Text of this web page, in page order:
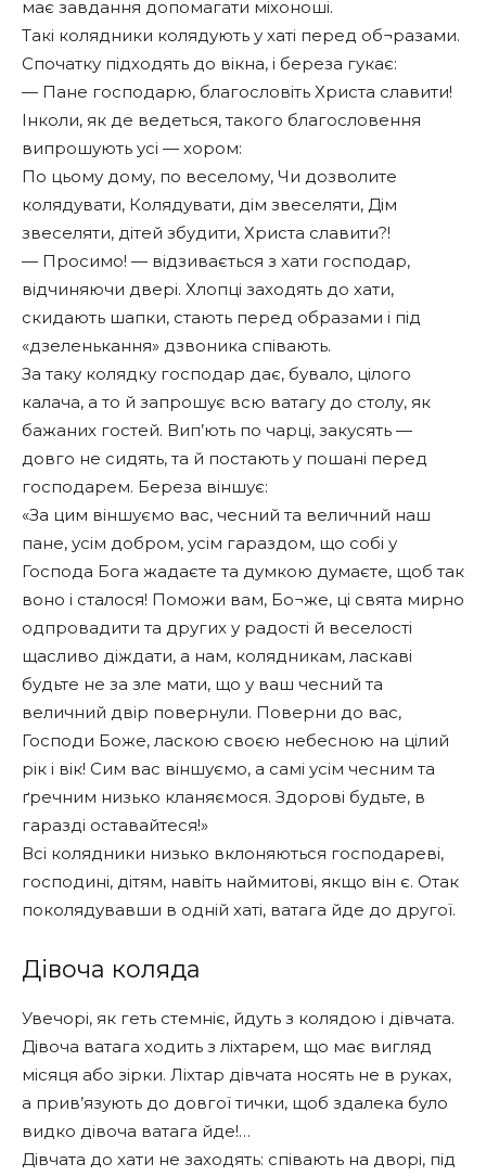
має завдання допомагати міхоноші.
Такі колядники колядують у хаті перед об¬разами.
Спочатку підходять до вікна, і береза гукає:
— Пане господарю, благословіть Христа славити!
Інколи, як де ведеться, такого благословення
випрошують усі — хором:
По цьому дому, по веселому, Чи дозволите
колядувати, Колядувати, дім звеселяти, Дім
звеселяти, дітей збудити, Христа славити?!
— Просимо! — відзивається з хати господар,
відчиняючи двері. Хлопці заходять до хати,
скидають шапки, стають перед образами і під
«дзеленькання» дзвоника співають.
За таку колядку господар дає, бувало, цілого
калача, а то й запрошує всю ватагу до столу, як
бажаних гостей. Вип’ють по чарці, закусять —
довго не сидять, та й постають у пошані перед
господарем. Береза віншує:
«За цим віншуємо вас, чесний та величний наш
пане, усім добром, усім гараздом, що собі у
Господа Бога жадаєте та думкою думаєте, щоб так
воно і сталося! Поможи вам, Бо¬же, ці свята мирно
одпровадити та других у радості й веселості
щасливо діждати, а нам, колядникам, ласкаві
будьте не за зле мати, що у ваш чесний та
величний двір повернули. Поверни до вас,
Господи Боже, ласкою своєю небесною на цілий
рік і вік! Сим вас віншуємо, а самі усім чесним та
ґречним низько кланяємося. Здорові будьте, в
гаразді оставайтеся!»
Всі колядники низько вклоняються господареві,
господині, дітям, навіть наймитові, якщо він є. Отак
поколядувавши в одній хаті, ватага йде до другої.
Дівоча коляда
Увечорі, як геть стемніє, йдуть з колядою і дівчата.
Дівоча ватага ходить з ліхтарем, що має вигляд
місяця або зірки. Ліхтар дівчата носять не в руках,
а прив’язують до довгої тички, щоб здалека було
видко дівоча ватага йде!…
Дівчата до хати не заходять: співають на дворі, під